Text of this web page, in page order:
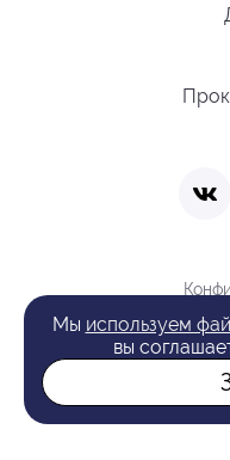
©
Мы используем
вы